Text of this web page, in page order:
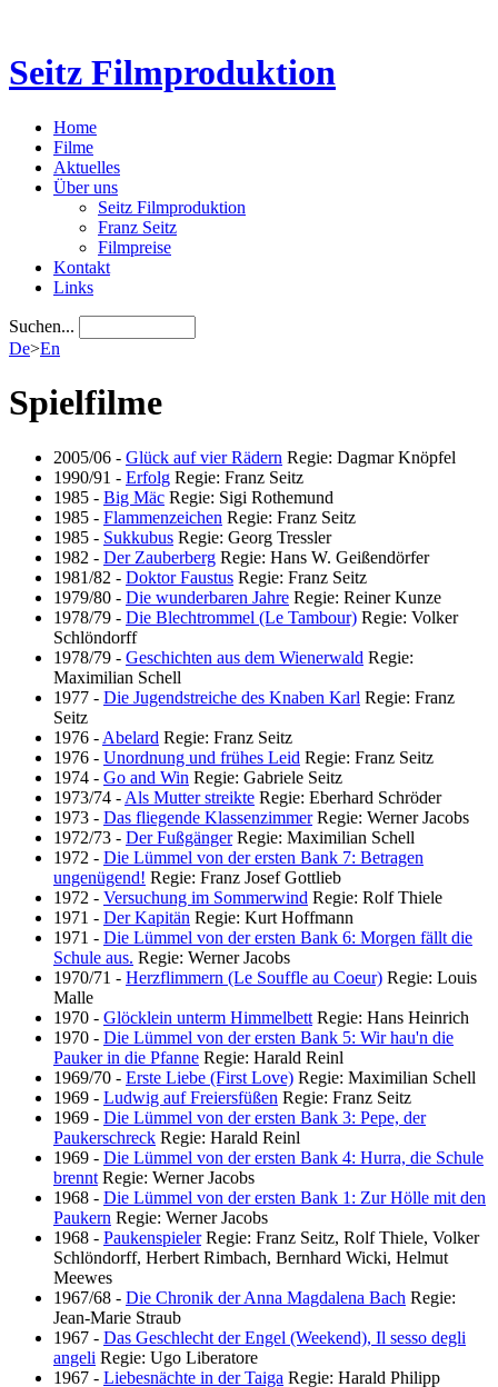
Seitz Filmproduktion
Home
Filme
Aktuelles
Über uns
Seitz Filmproduktion
Franz Seitz
Filmpreise
Kontakt
Links
Suchen...
De>En
Spielfilme
2005/06 - Glück auf vier Rädern Regie: Dagmar Knöpfel
1990/91 - Erfolg Regie: Franz Seitz
1985 - Big Mäc Regie: Sigi Rothemund
1985 - Flammenzeichen Regie: Franz Seitz
1985 - Sukkubus Regie: Georg Tressler
1982 - Der Zauberberg Regie: Hans W. Geißendörfer
1981/82 - Doktor Faustus Regie: Franz Seitz
1979/80 - Die wunderbaren Jahre Regie: Reiner Kunze
1978/79 - Die Blechtrommel (Le Tambour) Regie: Volker
Schlöndorff
1978/79 - Geschichten aus dem Wienerwald Regie:
Maximilian Schell
1977 - Die Jugendstreiche des Knaben Karl Regie: Franz
Seitz
1976 - Abelard Regie: Franz Seitz
1976 - Unordnung und frühes Leid Regie: Franz Seitz
1974 - Go and Win Regie: Gabriele Seitz
1973/74 - Als Mutter streikte Regie: Eberhard Schröder
1973 - Das fliegende Klassenzimmer Regie: Werner Jacobs
1972/73 - Der Fußgänger Regie: Maximilian Schell
1972 - Die Lümmel von der ersten Bank 7: Betragen
ungenügend! Regie: Franz Josef Gottlieb
1972 - Versuchung im Sommerwind Regie: Rolf Thiele
1971 - Der Kapitän Regie: Kurt Hoffmann
1971 - Die Lümmel von der ersten Bank 6: Morgen fällt die
Schule aus. Regie: Werner Jacobs
1970/71 - Herzflimmern (Le Souffle au Coeur) Regie: Louis
Malle
1970 - Glöcklein unterm Himmelbett Regie: Hans Heinrich
1970 - Die Lümmel von der ersten Bank 5: Wir hau'n die
Pauker in die Pfanne Regie: Harald Reinl
1969/70 - Erste Liebe (First Love) Regie: Maximilian Schell
1969 - Ludwig auf Freiersfüßen Regie: Franz Seitz
1969 - Die Lümmel von der ersten Bank 3: Pepe, der
Paukerschreck Regie: Harald Reinl
1969 - Die Lümmel von der ersten Bank 4: Hurra, die Schule
brennt Regie: Werner Jacobs
1968 - Die Lümmel von der ersten Bank 1: Zur Hölle mit den
Paukern Regie: Werner Jacobs
1968 - Paukenspieler Regie: Franz Seitz, Rolf Thiele, Volker
Schlöndorff, Herbert Rimbach, Bernhard Wicki, Helmut
Meewes
1967/68 - Die Chronik der Anna Magdalena Bach Regie:
Jean-Marie Straub
1967 - Das Geschlecht der Engel (Weekend), Il sesso degli
angeli Regie: Ugo Liberatore
1967 - Liebesnächte in der Taiga Regie: Harald Philipp